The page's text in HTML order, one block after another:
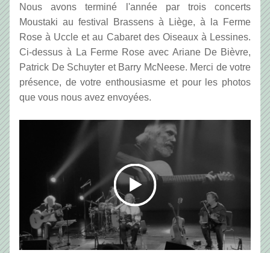
Nous avons terminé l'année par trois concerts
Moustaki au festival Brassens à Liège, à la Ferme
Rose à Uccle et au Cabaret des Oiseaux à Lessines.
Ci-dessus à La Ferme Rose avec Ariane De Bièvre,
Patrick De Schuyter et Barry McNeese. Merci de votre
présence, de votre enthousiasme et pour les photos
que vous nous avez envoyées.